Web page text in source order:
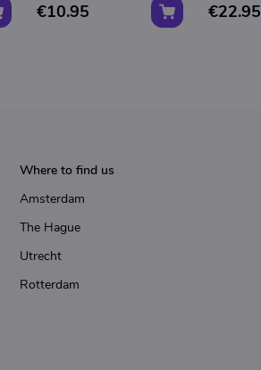
€10.95 €22.95
Where to find us
Amsterdam
The Hague
Utrecht
Rotterdam